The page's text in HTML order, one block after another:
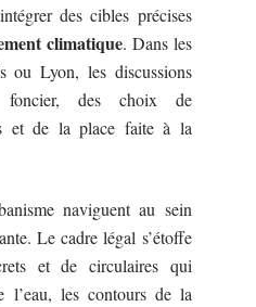
des cibles précises
climatique. Dans les
ou Lyon, les discussions
foncier, des choix de
et de la place faite à la
naviguent au sein
Le cadre légal s’étoffe
et de circulaires qui
l’eau, les contours de la